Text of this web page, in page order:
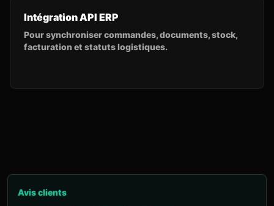
Intégration API ERP
Pour synchroniser commandes, documents, stock,
facturation et statuts logistiques.
Avis clients